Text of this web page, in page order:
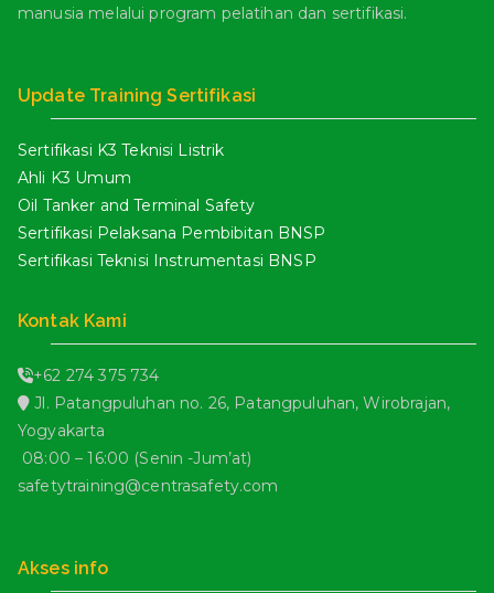
manusia melalui program pelatihan dan sertifikasi.
Update Training Sertifikasi
Sertifikasi K3 Teknisi Listrik
Ahli K3 Umum
Oil Tanker and Terminal Safety
Sertifikasi Pelaksana Pembibitan BNSP
Sertifikasi Teknisi Instrumentasi BNSP
Kontak Kami
+62 274 375 734
Jl. Patangpuluhan no. 26, Patangpuluhan, Wirobrajan,
Yogyakarta
08:00 – 16:00 (Senin -Jum’at)
safetytraining@centrasafety.com
Akses info